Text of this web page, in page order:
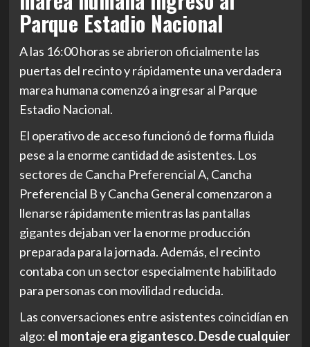
Parque Estadio Nacional
A las 16:00 horas se abrieron oficialmente las
puertas del recinto y rápidamente una verdadera
marea humana comenzó a ingresar al Parque
Estadio Nacional.
El operativo de acceso funcionó de forma fluida
pese a la enorme cantidad de asistentes. Los
sectores de Cancha Preferencial A, Cancha
Preferencial B y Cancha General comenzaron a
llenarse rápidamente mientras las pantallas
gigantes dejaban ver la enorme producción
preparada para la jornada. Además, el recinto
contaba con un sector especialmente habilitado
para personas con movilidad reducida.
Las conversaciones entre asistentes coincidían en
algo: el montaje era gigantesco. Desde cualquier